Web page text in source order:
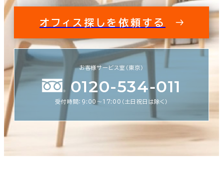
オフィス探しを依頼する
お客様サービス室（東京）
0120-534-011
受付時間：9:00〜17:00（土日祝日は除く）